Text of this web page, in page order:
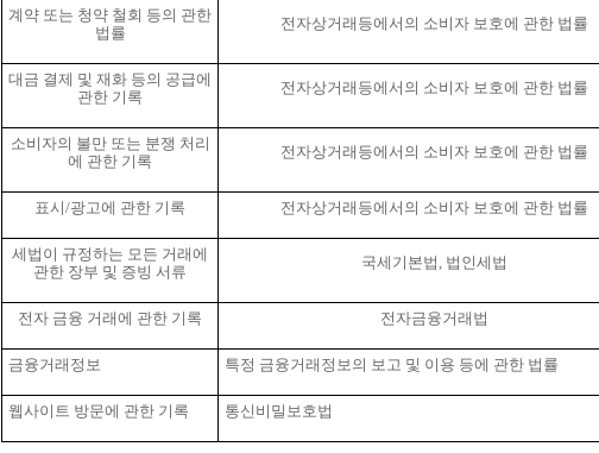
계약 또는 청약 철회 등의 관한
법률
전자상거래등에서의 소비자 보호에 관한 법률
대금 결제 및 재화 등의 공급에
관한 기록
전자상거래등에서의 소비자 보호에 관한 법률
소비자의 불만 또는 분쟁 처리
에 관한 기록
전자상거래등에서의 소비자 보호에 관한 법률
표시/광고에 관한 기록 전자상거래등에서의 소비자 보호에 관한 법률
세법이 규정하는 모든 거래에
관한 장부 및 증빙 서류
국세기본법 법인세법
전자 금융 거래에 관한 기록 전자금융거래법
금융거래정보 특정 금융거래정보의 보고 및 이용 등에 관한 법률
웹사이트 방문에 관한 기록 통신비밀보호법